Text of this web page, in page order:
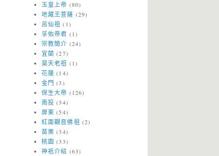
玉皇上帝 (80)
地藏王菩薩 (29)
呂仙祖 (1)
孚佑帝君 (1)
宗教簡介 (24)
宜蘭 (27)
昊天老祖 (1)
花蓮 (14)
金門 (3)
保生大帝 (126)
南投 (34)
屏東 (54)
紅面觀音佛祖 (2)
苗栗 (34)
桃園 (33)
神衹介紹 (63)